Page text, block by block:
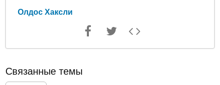
Олдос Хаксли
Связанные темы